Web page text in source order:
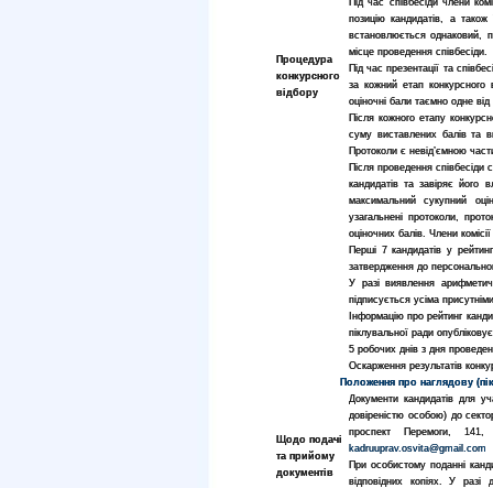
Процедура
конкурсного
відбору
Під час співбесіди члени
позицію кандидатів, а
встановлюється однаковий,
місце проведення співбесіди.
Під час презентації та
за кожний етап конкурсного
оціночні бали таємно одне
Після кожного етапу
суму виставлених балів та
Протоколи є невід’ємною
Після проведення співбесіди
кандидатів та завіряє
максимальний сукупний
узагальнені протоколи,
оціночних балів. Члени
Перші 7 кандидатів у
затвердження до
У разі виявлення
підписується усіма
Інформацію про рейтинг
піклувальної ради
5 робочих днів з дня
Оскарження результатів
Положення про наглядову
Щодо подачі
та прийому
документів
Документи кандидатів для
довіреністю особою) до
проспект Перемоги,
kadruuprav.osvita@gmail.com
При особистому поданні
відповідних копіях. У разі